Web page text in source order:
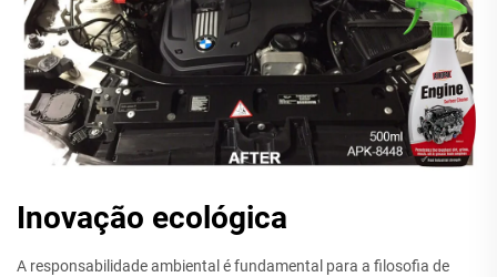
Inovação ecológica
A responsabilidade ambiental é fundamental para a filosofia de